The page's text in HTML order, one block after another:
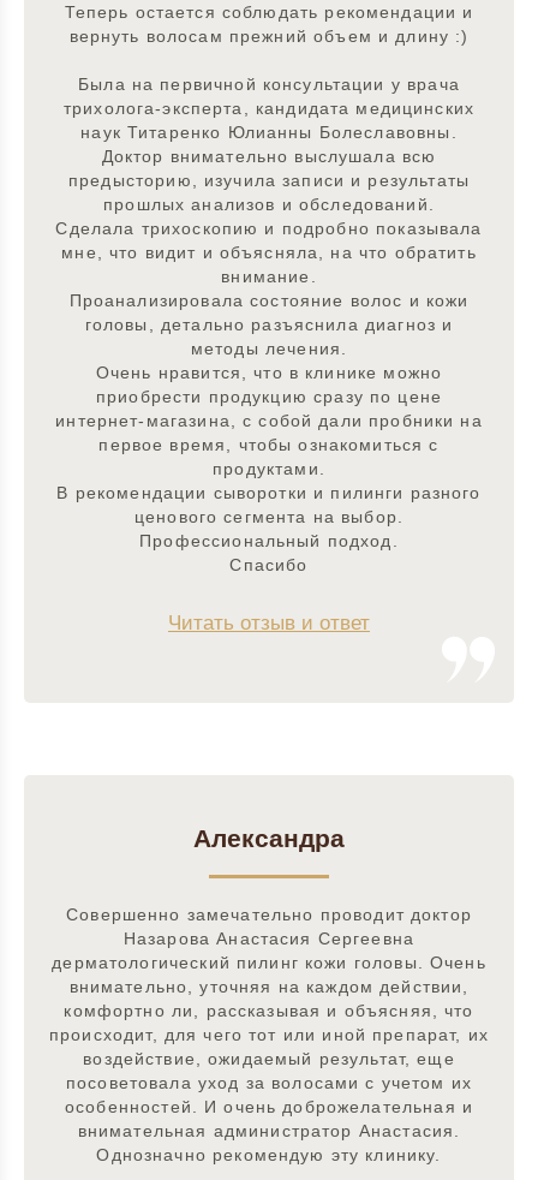
Теперь остается соблюдать рекомендации и
вернуть волосам прежний объем и длину :)
Была на первичной консультации у врача
трихолога-эксперта, кандидата медицинских
наук Титаренко Юлианны Болеславовны.
Доктор внимательно выслушала всю
предысторию, изучила записи и результаты
прошлых анализов и обследований.
Сделала трихоскопию и подробно показывала
мне, что видит и объясняла, на что обратить
внимание.
Проанализировала состояние волос и кожи
головы, детально разъяснила диагноз и
методы лечения.
Очень нравится, что в клинике можно
приобрести продукцию сразу по цене
интернет-магазина, с собой дали пробники на
первое время, чтобы ознакомиться с
продуктами.
В рекомендации сыворотки и пилинги разного
ценового сегмента на выбор.
Профессиональный подход.
Спасибо
Читать отзыв и ответ
Александра
Совершенно замечательно проводит доктор
Назарова Анастасия Сергеевна
дерматологический пилинг кожи головы. Очень
внимательно, уточняя на каждом действии,
комфортно ли, рассказывая и объясняя, что
происходит, для чего тот или иной препарат, их
воздействие, ожидаемый результат, еще
посоветовала уход за волосами с учетом их
особенностей. И очень доброжелательная и
внимательная администратор Анастасия.
Однозначно рекомендую эту клинику.